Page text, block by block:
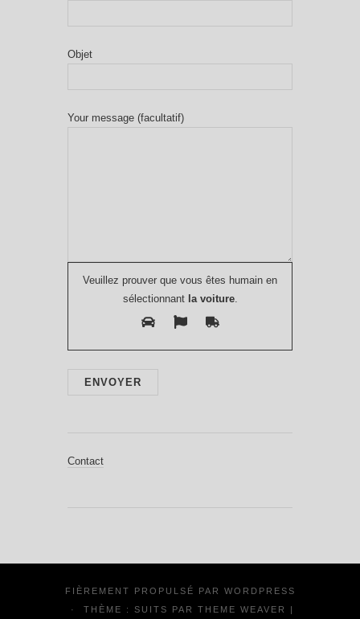
Objet
Your message (facultatif)
Veuillez prouver que vous êtes humain en
sélectionnantla voiture.
Contact
FIÈREMENT PROPULSÉ PAR WORDPRESS
·
THÈME : SUITS PAR THEME WEAVER |